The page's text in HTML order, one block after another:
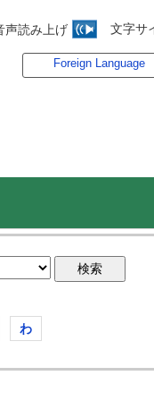
声読み上げ 文字サ
Foreign Language
わ